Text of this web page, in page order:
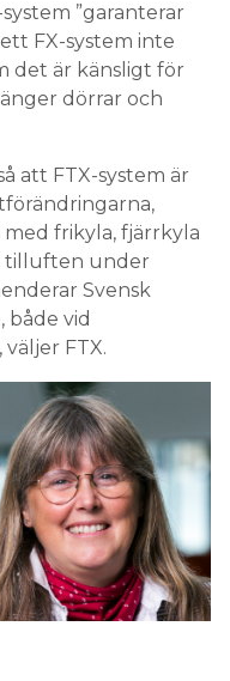
”garanterar
FX-system inte
det är känsligt för
dörrar och
att FTX-system är
frikyla, fjärrkyla
tilluften under
Svensk
både vid
FTX.